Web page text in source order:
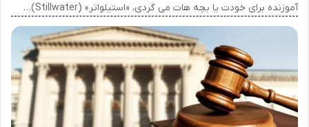
آموزنده برای خودت یا بچه هات می گردی، «استیلواتر» (Stillwater)…